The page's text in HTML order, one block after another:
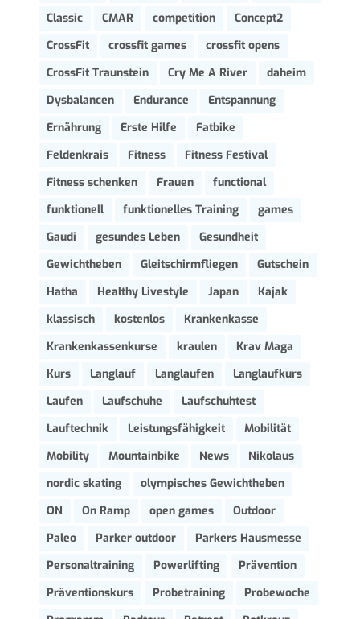
Classic
CMAR competition
Concept2
CrossFit
crossfit games
crossfit opens
CrossFit Traunstein
Cry Me A River
daheim
Dysbalancen
Endurance
Entspannung
Ernährung
Erste Hilfe
Fatbike
Feldenkrais
Fitness
Fitness Festival
Fitness schenken
Frauen
functional
funktionell
funktionelles Training
games
Gaudi
gesundes Leben
Gesundheit
Gewichtheben
Gleitschirmfliegen
Gutschein
Hatha
Healthy Livestyle Japan
Kajak
klassisch
kostenlos
Krankenkasse
Krankenkassenkurse
kraulen
Krav Maga
Kurs
Langlauf Langlaufen
Langlaufkurs
Laufen
Laufschuhe
Laufschuhtest
Lauftechnik
Leistungsfähigkeit
Mobilität
Mobility
Mountainbike News
Nikolaus
nordic skating
olympisches Gewichtheben
ON
On Ramp open games
Outdoor
Paleo
Parker outdoor
Parkers Hausmesse
Personaltraining
Powerlifting
Prävention
Präventionskurs
Probetraining
Probewoche